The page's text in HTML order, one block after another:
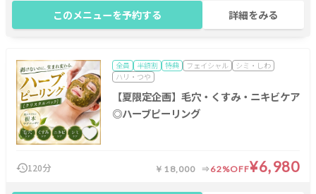
このメニューを予約する 詳細をみる
全員 半額割 特典 フェイシャル
シミ・しわ
ハリ・つや
【夏限定企画】毛穴・くすみ・ニキビケア
◎ハーブピーリング
120分 ￥18,000 62%OFF¥6,980